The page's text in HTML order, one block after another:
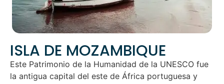
ISLA DE MOZAMBIQUE
Este Patrimonio de la Humanidad de la UNESCO fue
la antigua capital del este de África portuguesa y